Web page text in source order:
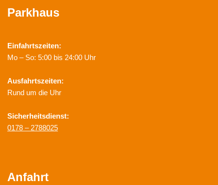
Parkhaus
Einfahrtszeiten:
Mo – So: 5:00 bis 24:00 Uhr
Ausfahrtszeiten:
Rund um die Uhr
Sicherheitsdienst:
0178 – 2788025
Anfahrt